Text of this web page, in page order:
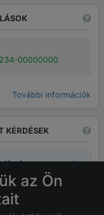
00000000
További információk
KÉRDÉSEK
a
személyek:
az Ön